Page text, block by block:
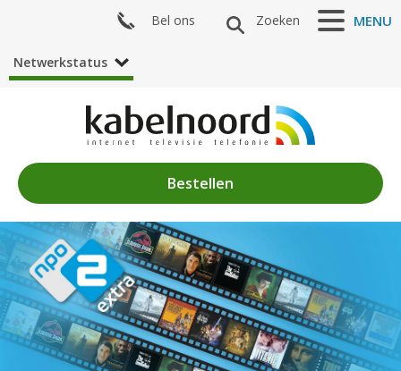
Nieuws
Algemeen
Acties
Bestellen
MENU
Zoeken
Bel ons
Netwerkstatus